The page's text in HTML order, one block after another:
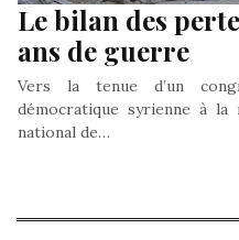
Le bilan des
ans de guerre
Vers la tenue d’un
démocratique syrienne à
national de…